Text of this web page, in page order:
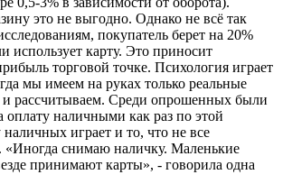
это не выгодно. Однако не всё так
покупатель берет на 20%
использует карту. Это приносит
торговой точке. Психология играет
мы имеем на руках только реальные
рассчитываем. Среди опрошенных были
оплату наличными как раз по этой
играет и то, что не все
снимаю наличку. Маленькие
принимают карты», - говорила одна